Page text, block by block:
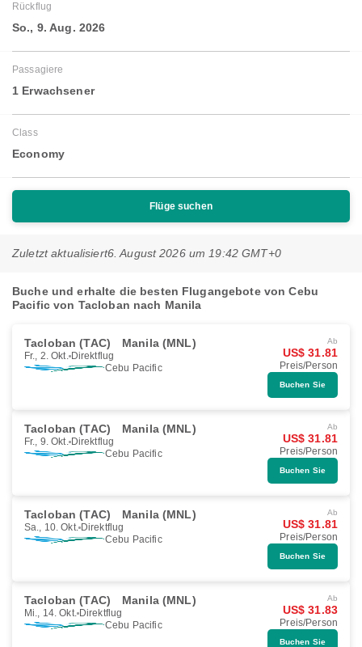
Rückflug
So., 9. Aug. 2026
Passagiere
1 Erwachsener
Class
Economy
Flüge suchen
Zuletzt aktualisiert6. August 2026 um 19:42 GMT+0
Buche und erhalte die besten Flugangebote von Cebu
Pacific von Tacloban nach Manila
Tacloban (TAC) Manila (MNL)
Fr., 2. Okt. Direktflug
Cebu Pacific
Ab
US$ 31.81
Preis/Person
Buchen Sie
Tacloban (TAC) Manila (MNL)
Fr., 9. Okt. Direktflug
Cebu Pacific
Ab
US$ 31.81
Preis/Person
Buchen Sie
Tacloban (TAC) Manila (MNL)
Sa., 10. Okt. Direktflug
Cebu Pacific
Ab
US$ 31.81
Preis/Person
Buchen Sie
Tacloban (TAC) Manila (MNL)
Mi., 14. Okt. Direktflug
Cebu Pacific
Ab
US$ 31.83
Preis/Person
Buchen Sie